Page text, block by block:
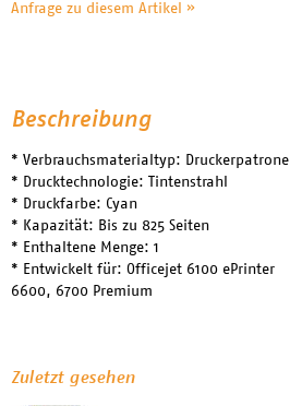
Anfrage zu diesem Artikel »
Beschreibung
* Verbrauchsmaterialtyp: Druckerpatrone
* Drucktechnologie: Tintenstrahl
* Druckfarbe: Cyan
* Kapazität: Bis zu 825 Seiten
* Enthaltene Menge: 1
* Entwickelt für: Officejet 6100 ePrinter
6600, 6700 Premium
Zuletzt gesehen